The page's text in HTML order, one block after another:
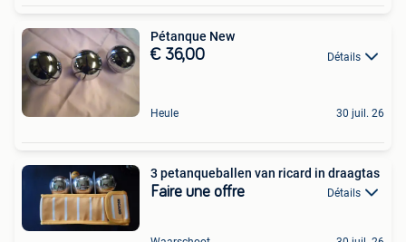
Pétanque New
€ 36,00 Détails
Heule 30 juil. 26
3 petanqueballen van ricard in draagtas
Faire une offre Détails